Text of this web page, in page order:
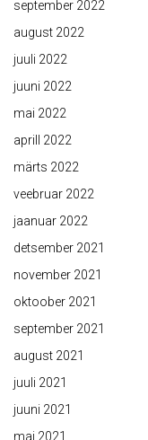
september 2022
august 2022
juuli 2022
juuni 2022
mai 2022
aprill 2022
märts 2022
veebruar 2022
jaanuar 2022
detsember 2021
november 2021
oktoober 2021
september 2021
august 2021
juuli 2021
juuni 2021
mai 2021